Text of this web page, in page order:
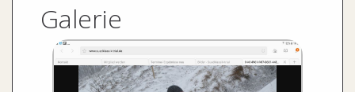
Galerie